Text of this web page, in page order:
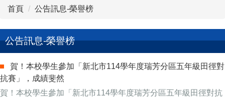
首頁 公告訊息-榮譽榜
公告訊息-榮譽榜
賀！本校學生參加「新北市114學年度瑞芳分區五年級田徑對
抗賽」，成績斐然
賀！本校學生參加「新北市114學年度瑞芳分區五年級田徑對抗